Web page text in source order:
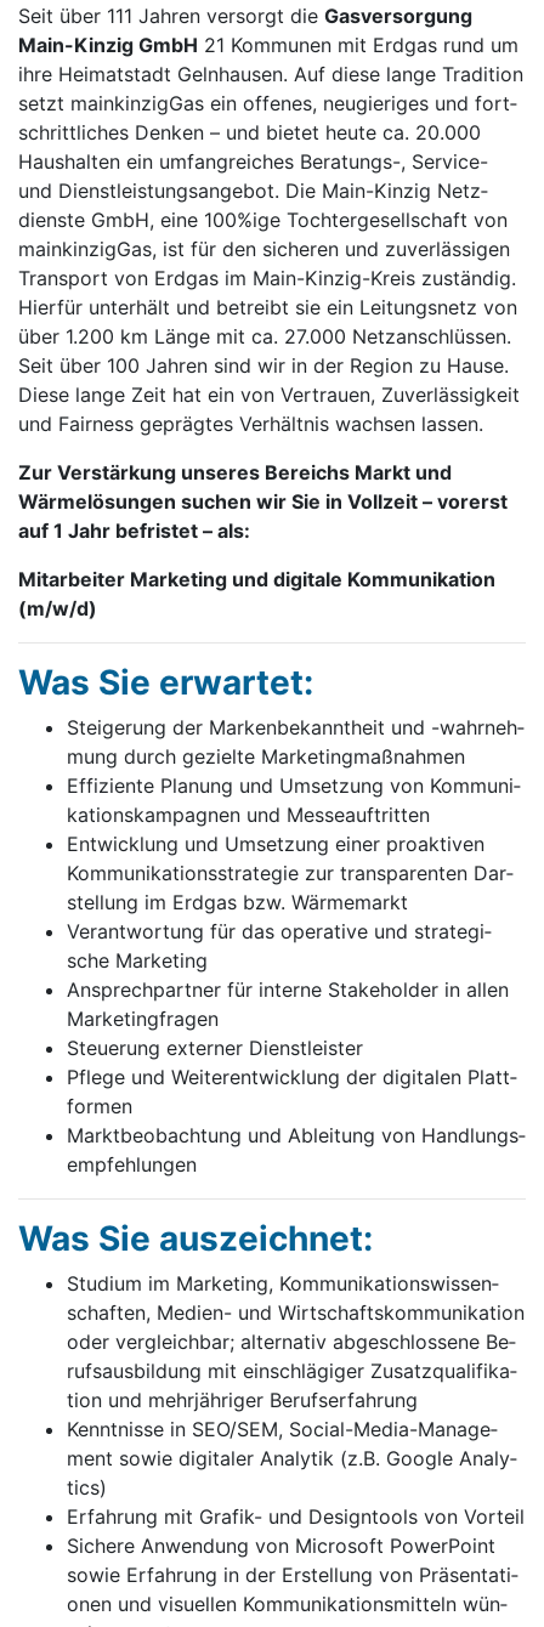
Seit ü­ber 111 Jah­ren ver­sorgt die Gas­ver­sor­gung
Main-Kin­zig GmbH 21 Kom­mu­nen mit Erd­gas rund um
ihre Hei­mat­stadt Geln­hau­sen. Auf die­se lan­ge Tra­di­ti­on
setzt main­kin­zig­Gas ein of­fe­nes, neu­gie­ri­ges und fort­
schritt­li­ches Den­ken – und bie­tet heu­te ca. 20.000
Haus­hal­ten ein um­fang­rei­ches Be­ra­tungs-, Ser­vice-
und Dienst­leis­tungs­an­ge­bot. Die Main-Kin­zig Netz­
diens­te GmbH, ei­ne 100%i­ge Toch­ter­ge­sell­schaft von
main­kin­zig­Gas, ist für den si­che­ren und zu­ver­läs­si­gen
Trans­port von Erd­gas im Main-Kin­zig-Kreis zu­stän­dig.
Hier­für un­ter­hält und be­treibt sie ein Lei­tungs­netz von
ü­ber 1.200 km Län­ge mit ca. 27.000 Netz­an­schlüs­sen.
Seit über 100 Jah­ren sind wir in der Re­gi­on zu Hau­se.
Die­se lan­ge Zeit hat ein von Ver­trau­en, Zu­ver­läs­sig­keit
und Fair­ness ge­präg­tes Ver­hält­nis wach­sen las­sen.
Zur Verstärkung unseres Bereichs Markt und
Wärmelösungen suchen wir Sie in Vollzeit – vorerst
auf 1 Jahr befristet – als:
Mitarbeiter Marketing und digitale Kommunikation
(m/w/d)
Was Sie erwartet:
Stei­ge­rung der Mar­ken­be­kannt­heit und -wahr­neh­
mung durch ge­ziel­te Mar­ke­ting­maß­nah­men
Ef­fi­zi­en­te Pla­nung und Um­set­zung von Kom­mu­ni­
ka­ti­ons­kam­pag­nen und Mes­se­auf­trit­ten
Ent­wick­lung und Um­set­zung ei­ner pro­ak­ti­ven
Kom­mu­ni­ka­ti­ons­stra­te­gie zur trans­pa­ren­ten Dar­
stel­lung im Erd­gas bzw. Wär­me­markt
Ver­ant­wor­tung für das ope­ra­ti­ve und stra­te­gi­
sche Mar­ke­ting
An­sprech­part­ner für in­ter­ne Stake­hol­der in al­len
Mar­ke­ting­fra­gen
Steu­e­rung ex­ter­ner Dienst­leis­ter
Pfle­ge und Wei­ter­ent­wick­lung der di­gi­ta­len Platt­
for­men
Markt­be­ob­ach­tung und Ab­lei­tung von Hand­lungs­
emp­feh­lun­gen
Was Sie auszeichnet:
Stu­di­um im Mar­ke­ting, Kom­mu­ni­ka­ti­ons­wis­sen­
schaf­ten, Me­di­en- und Wirt­schafts­kom­mu­ni­ka­ti­on
oder ver­gleich­bar; al­ter­na­tiv ab­ge­schlos­se­ne Be­
ruf­saus­bil­dung mit ein­schlä­gi­ger Zu­satz­qua­li­fi­ka­
ti­on und mehr­jäh­ri­ger Be­ruf­ser­fah­rung
Kennt­nis­se in SEO/SEM, So­ci­al-Me­dia-Ma­nage­
ment so­wie di­gi­ta­ler Ana­ly­tik (z.B. Google Ana­ly­
tics)
Er­fah­rung mit Gra­fik- und De­sign­tools von Vor­teil
Si­che­re An­wen­dung von Mi­cro­soft Po­wer­Point
so­wie Er­fah­rung in der Er­stel­lung von Prä­sen­ta­ti­
o­nen und vi­su­el­len Kom­mu­ni­ka­ti­ons­mit­teln wün­